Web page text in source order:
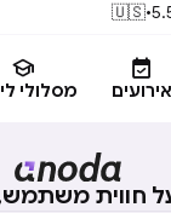
•
🇺🇸

אירועים

מסלולי
חווית